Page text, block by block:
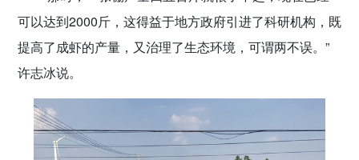
可以达到2000斤，这得益于地方政府引进了科研机构，既
提高了成虾的产量，又治理了生态环境，可谓两不误。”
许志冰说。